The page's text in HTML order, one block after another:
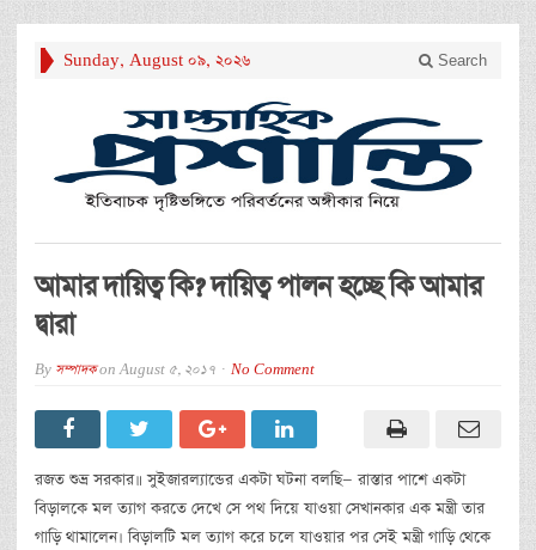
Sunday, August 09, 2026 Search
আমার দায়িত্ব কি? দায়িত্ব পালন হচ্ছে কি আমার
দ্বারা
By সম্পাদকonAugust 5, 2017 No Comment
রজত শুভ্র সরকার॥ সুইজারল্যান্ডের একটা ঘটনা বলছি— রাস্তার পাশে একটা
বিড়ালকে মল ত্যাগ করতে দেখে সে পথ দিয়ে যাওয়া সেখানকার এক মন্ত্রী তার
গাড়ি থামালেন। বিড়ালটি মল ত্যাগ করে চলে যাওয়ার পর সেই মন্ত্রী গাড়ি থেকে